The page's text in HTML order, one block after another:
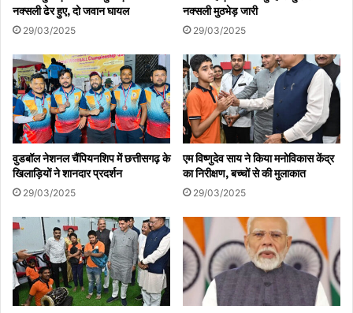
नक्सली ढेर हुए, दो जवान घायल
29/03/2025
नक्सली मुठभेड़ जारी
29/03/2025
वुडबॉल नेशनल चैंपियनशिप में छत्तीसगढ़ के
खिलाड़ियों ने शानदार प्रदर्शन
29/03/2025
एम विष्णुदेव साय ने किया मनोविकास केंद्र
का निरीक्षण, बच्चों से की मुलाकात
29/03/2025